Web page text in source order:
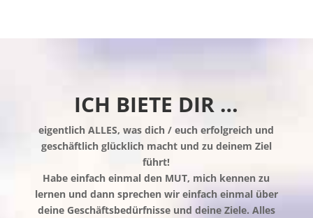
ICH BIETE DIR …
eigentlich ALLES, was dich / euch erfolgreich und
geschäftlich glücklich macht und zu deinem Ziel
führt!
Habe einfach einmal den MUT, mich kennen zu
lernen und dann sprechen wir einfach einmal über
deine Geschäftsbedürfnisse und deine Ziele. Alles